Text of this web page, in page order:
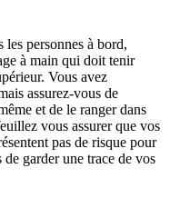
personnes à bord,
à main qui doit tenir
Vous avez
assurez-vous de
et de le ranger dans
vous assurer que vos
pas de risque pour
garder une trace de vos